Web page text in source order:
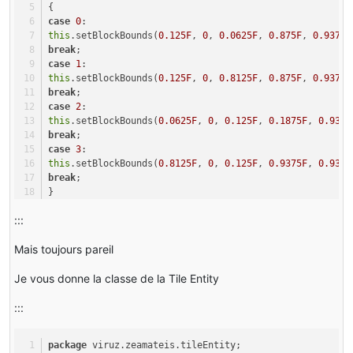
{
case 0:
this .setBlockBounds(0.125F, 0, 0.0625F, 0.875F, 0.9375F
break;
case 1:
this .setBlockBounds(0.125F, 0, 0.8125F, 0.875F, 0.9375F
break;
case 2:
this .setBlockBounds(0.0625F, 0, 0.125F, 0.1875F,
break;
case 3:
this .setBlockBounds(0.8125F, 0, 0.125F, 0.9375F,
break;
}
:::
Mais toujours pareil
Je vous donne la classe de la Tile Entity
:::
package viruz.zeamateis.tileEntity;